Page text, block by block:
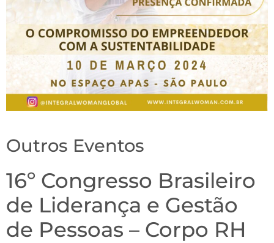
Outros Eventos
16º Congresso Brasileiro
de Liderança e Gestão
de Pessoas – Corpo RH